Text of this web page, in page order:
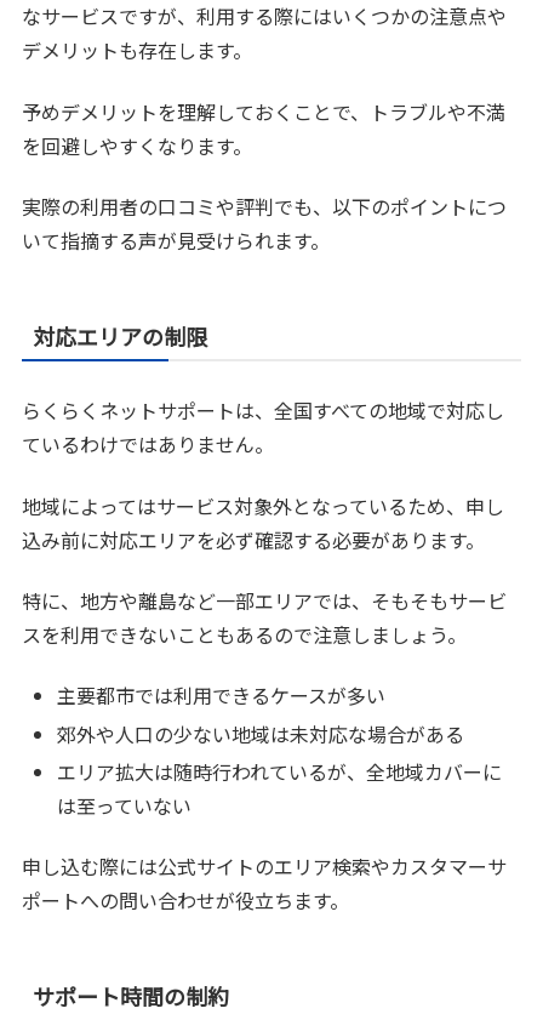
なサービスですが、利用する際にはいくつかの注意点や
デメリットも存在します。
予めデメリットを理解しておくことで、トラブルや不満
を回避しやすくなります。
実際の利用者の口コミや評判でも、以下のポイントにつ
いて指摘する声が見受けられます。
対応エリアの制限
らくらくネットサポートは、全国すべての地域で対応し
ているわけではありません。
地域によってはサービス対象外となっているため、申し
込み前に対応エリアを必ず確認する必要があります。
特に、地方や離島など一部エリアでは、そもそもサービ
スを利用できないこともあるので注意しましょう。
主要都市では利用できるケースが多い
郊外や人口の少ない地域は未対応な場合がある
エリア拡大は随時行われているが、全地域カバーに
は至っていない
申し込む際には公式サイトのエリア検索やカスタマーサ
ポートへの問い合わせが役立ちます。
サポート時間の制約